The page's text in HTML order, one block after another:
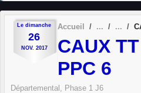
Le dimanche
26
NOV. 2017
Accueil
CAUX
PPC 6
Départemental, Phase 1 J6